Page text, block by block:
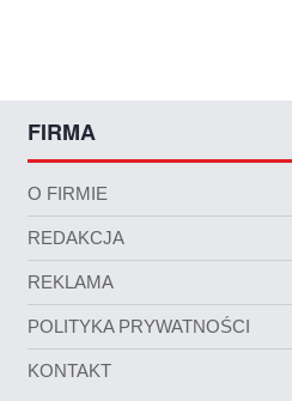
FIRMA
O FIRMIE
REDAKCJA
REKLAMA
POLITYKA PRYWATNOŚCI
KONTAKT